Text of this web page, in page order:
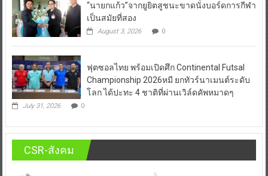
“นายกแก้ว”จากยูยิตสูชนะขาดนั่งบอร์ดการกีฬา
เป็นสมัยที่สอง
August 3, 2026 0
ฟุตซอลไทย พร้อมเปิดศึก Continental Futsal
Championship 2026หมี ยกทัวร์นาเมนต์ระดับ
โลก ได้ปะทะ 4 ชาติที่ผ่านเวิล์ดคัพหมาดๆ
July 31, 2026 0
CSR-สังคม